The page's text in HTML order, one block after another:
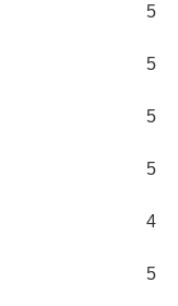
5
5
5
5
4
5